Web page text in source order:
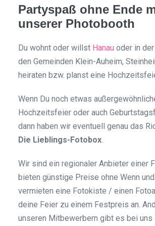
Partyspaß ohne Ende
unserer Photobooth
Du wohnt oder willst Hanau oder in
den Gemeinden Klein-Auheim,
heiraten bzw. planst eine
Wenn Du noch etwas
Hochzeitsfeier oder auch
dann haben wir eventuell genau das
Die Lieblings-Fotobox.
Wir sind ein regionaler Anbieter einer
bieten günstige Preise ohne Wenn
vermieten eine Fotokiste / einen
deine Feier zu einem Festpreis an.
unseren Mitbewerbern gibt es bei uns